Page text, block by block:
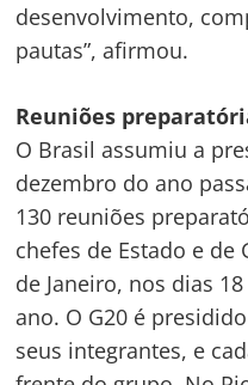
desenvolvimento,
pautas”, afirmou.
Reuniões
O Brasil assumiu a
dezembro do ano
130 reuniões
chefes de Estado e de
de Janeiro, nos dias
ano. O G20 é
seus integrantes, e